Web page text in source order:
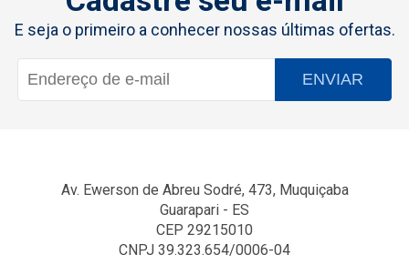
E seja o primeiro a conhecer nossas últimas ofertas.
ENVIAR
Av. Ewerson de Abreu Sodré, 473, Muquiçaba
Guarapari - ES
CEP 29215010
CNPJ 39.323.654/0006-04